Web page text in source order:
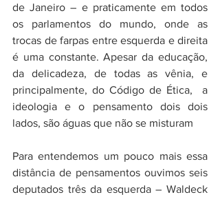
de Janeiro – e praticamente em todos
os parlamentos do mundo, onde as
trocas de farpas entre esquerda e direita
é uma constante. Apesar da educação,
da delicadeza, de todas as vênia, e
principalmente, do Código de Ética,  a
ideologia e o pensamento dois dois
lados, são águas que não se misturam
Para entendemos um pouco mais essa
distância de pensamentos ouvimos seis
deputados três da esquerda – Waldeck